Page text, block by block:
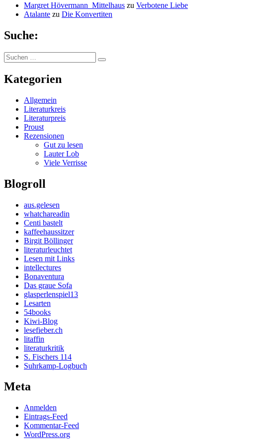
Margret Hövermann_Mittelhaus zu Verbotene Liebe
Atalante zu Die Konvertiten
Suche:
Suchen
nach:
Suchen
Kategorien
Allgemein
Literaturkreis
Literaturpreis
Proust
Rezensionen
Gut zu lesen
Lauter Lob
Viele Verrisse
Blogroll
aus.gelesen
whatchareadin
Centi bastelt
kaffeehaussitzer
Birgit Böllinger
literaturleuchtet
Lesen mit Links
intellectures
Bonaventura
Das graue Sofa
glasperlenspiel13
Lesarten
54books
Kiwi-Blog
lesefieber.ch
litaffin
literaturkritik
S. Fischers 114
Suhrkamp-Logbuch
Meta
Anmelden
Eintrags-Feed
Kommentar-Feed
WordPress.org